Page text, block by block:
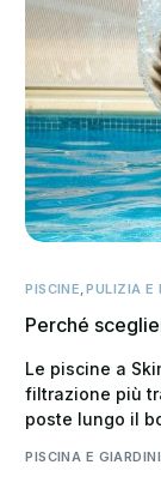
PISCINE ,PULIZIA E
Perché
Le piscine a
filtrazione più
poste lungo il
PISCINA E GIARDINI